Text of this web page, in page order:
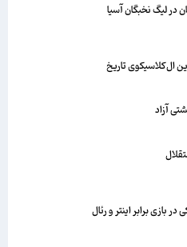
لیگ نخبگان آسیا
ال‌کلاسیکوی تاریخ
برابر اینتر و رئال